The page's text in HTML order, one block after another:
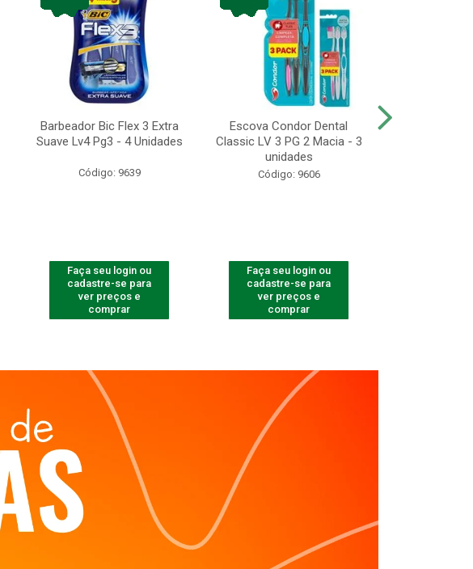
Barbeador Bic Flex 3 Extra
Suave Lv4 Pg3 - 4 Unidades
Código: 9639
Faça seu login ou
cadastre-se para
ver preços e
comprar
Escova Condor Dental
Classic LV 3 PG 2 Macia - 3
unidades
Código: 9606
Faça seu login ou
cadastre-se para
ver preços e
comprar